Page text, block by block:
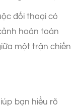
đối thoại có
hoàn toàn
một trận chiến
bạn hiểu rõ